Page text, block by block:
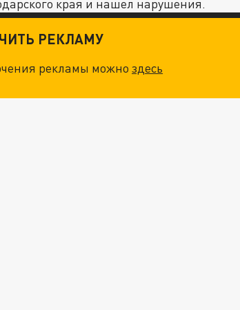
края и нашел нарушения.
РЕКЛАМУ
рекламы можноздесь